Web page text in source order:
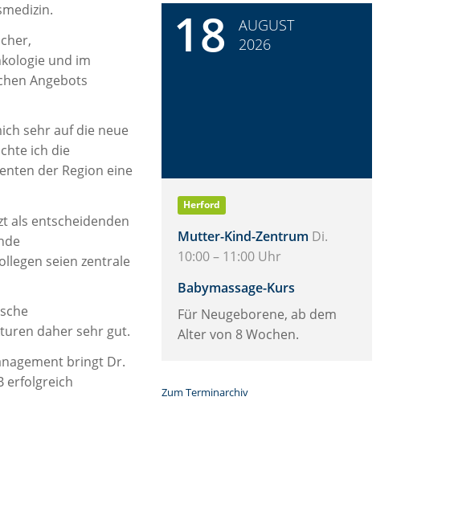
und im
Angebots
sehr auf die neue
ich die
der Region eine
als entscheidenden
seien zentrale
daher sehr gut.
bringt Dr.
erfolgreich
18
AUGUST
2026
Herford
Mutter-Kind-Zentrum Di.
10:00 – 11:00 Uhr
Babymassage-Kurs
Für Neugeborene, ab dem
Alter von 8 Wochen.
Zum Terminarchiv